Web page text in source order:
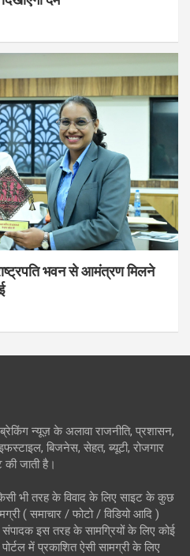
भवन से आमंत्रण मिलने
न्यूज़ के अलावा राजनीति, प्रशासन,
बिजनेस, सेहत, ब्यूटी, रोजगार
जाती है।
भी तरह के विवाद के लिए साइट के कुछ
( समाचार / फोटो / विडियो आदि )
संपादक इस तरह के सामग्रियों के लिए कोई
में प्रकाशित ऐसी सामग्री के लिए